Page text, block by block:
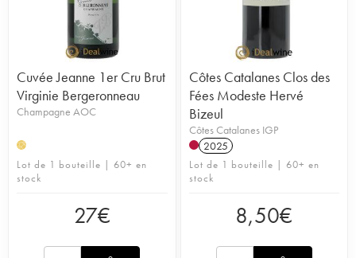
Cuvée Jeanne 1er Cru Brut
Virginie Bergeronneau
Champagne AOC
H
Lot de 1 bouteille | 60+ en
stock
27€
Côtes Catalanes Clos des
Fées Modeste Hervé
Bizeul
Côtes Catalanes IGP
2025
Lot de 1 bouteille | 60+ en
stock
8,50€